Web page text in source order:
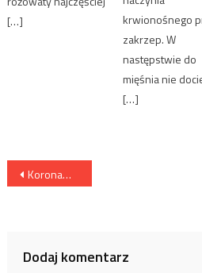
[…]
krwionośnego
zakrzep. W
następstwie do
mięśnia nie
[…]
Nawigacja wpisu
Koronawirus z Chin – czy mamy się czego obawiać?
Dodaj komentarz